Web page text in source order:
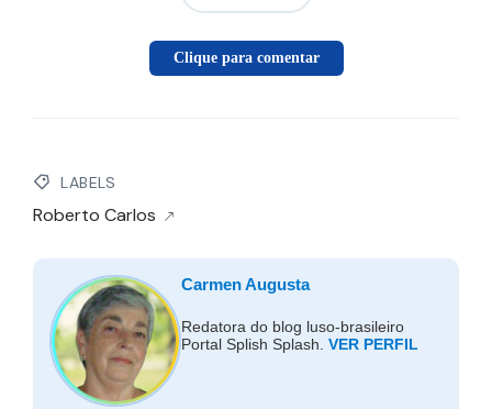
Clique para comentar
LABELS
Roberto Carlos
Carmen Augusta
Redatora do blog luso-brasileiro
Portal Splish Splash. VER PERFIL